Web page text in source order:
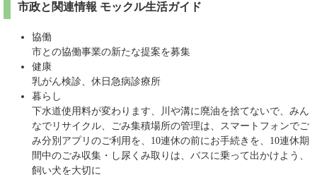
市政と関連情報 モックル生活ガイド
協働
市との協働事業の新たな提案を募集
健康
乳がん検診、休日急病診療所
暮らし
下水道使用料が変わります、川や溝に廃油を捨てないで、みん
なでリサイクル、ごみ集積場所の管理は、スマートフォンでご
み分別アプリのご利用を、10連休の前にお手続きを、10連休期
間中のごみ収集・し尿くみ取りは、バスに乗って出かけよう、
飼い犬を大切に